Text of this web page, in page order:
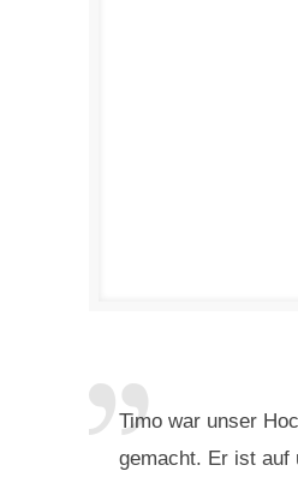
Timo war unser
gemacht. Er ist auf